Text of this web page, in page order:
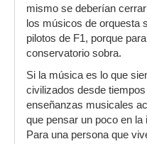
mismo se deberían
los músicos de orquesta
pilotos de F1, porque
conservatorio sobra.
Si la música es lo que
civilizados desde
enseñanzas musicales
que pensar un poco en la
Para una persona que